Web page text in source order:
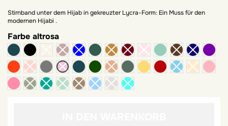
Stirnband unter dem Hijab in gekreuzter Lycra-Form: Ein Muss für den
modernen Hijabi .
Farbe altrosa
Ente
schwarz grüne Flasche Smaragd
Rost
dunkelgraublaue EnteKieferngrün
khaki Senf Schrotten
dunkelpink